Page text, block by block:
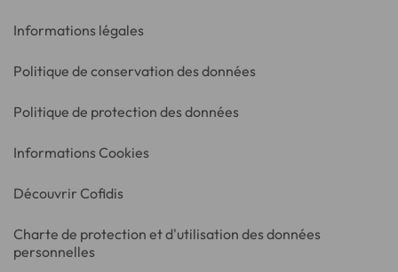
Informations légales
Politique de conservation des données
Politique de protection des données
Informations Cookies
Découvrir Cofidis
Charte de protection et d'utilisation des données
personnelles